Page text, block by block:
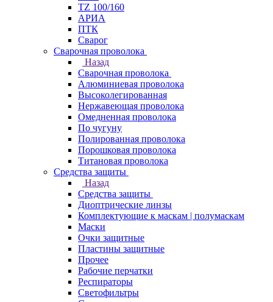
TZ 100/160
АРИА
ПТК
Сварог
Сварочная проволока
Назад
Сварочная проволока
Алюминиевая проволока
Высоколегированная
Нержавеющая проволока
Омедненная проволока
По чугуну
Полированная проволока
Порошковая проволока
Титановая проволока
Средства защиты
Назад
Средства защиты
Диоптрические линзы
Комплектующие к маскам | полумаскам
Маски
Очки защитные
Пластины защитные
Прочее
Рабочие перчатки
Респираторы
Светофильтры